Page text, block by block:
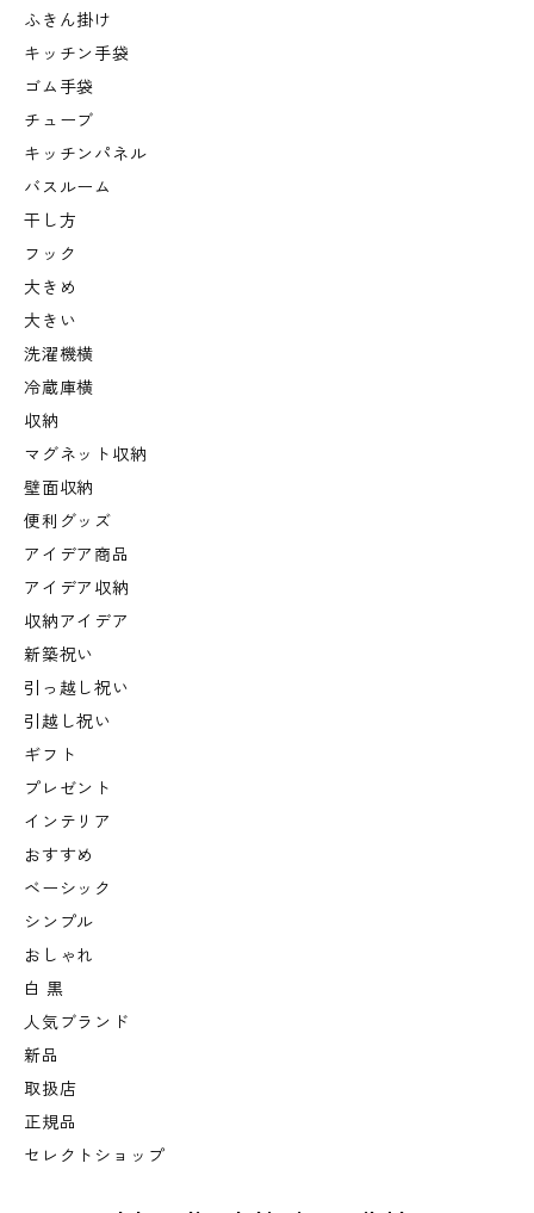
ふきん掛け
キッチン手袋
ゴム手袋
チューブ
キッチンパネル
バスルーム
干し方
フック
大きめ
大きい
洗濯機横
冷蔵庫横
収納
マグネット収納
壁面収納
便利グッズ
アイデア商品
アイデア収納
収納アイデア
新築祝い
引っ越し祝い
引越し祝い
ギフト
プレゼント
インテリア
おすすめ
ベーシック
シンプル
おしゃれ
白 黒
人気ブランド
新品
取扱店
正規品
セレクトショップ